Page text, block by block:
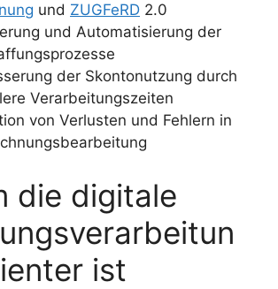
und ZUGFeRD 2.0
und Automatisierung der
der Skontonutzung durch
Verarbeitungszeiten
von Verlusten und Fehlern in
die digitale
ist